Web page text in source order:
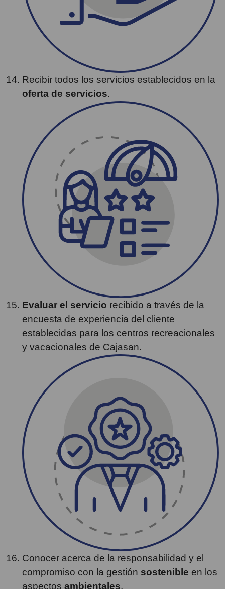
Recibir todos los servicios establecidos en la
oferta de servicios.
Evaluar el servicio recibido a través de la
encuesta de experiencia del cliente
establecidas para los centros recreacionales
y vacacionales de Cajasan.
Conocer acerca de la responsabilidad y el
compromiso con la gestión sostenible en los
aspectos ambientales.